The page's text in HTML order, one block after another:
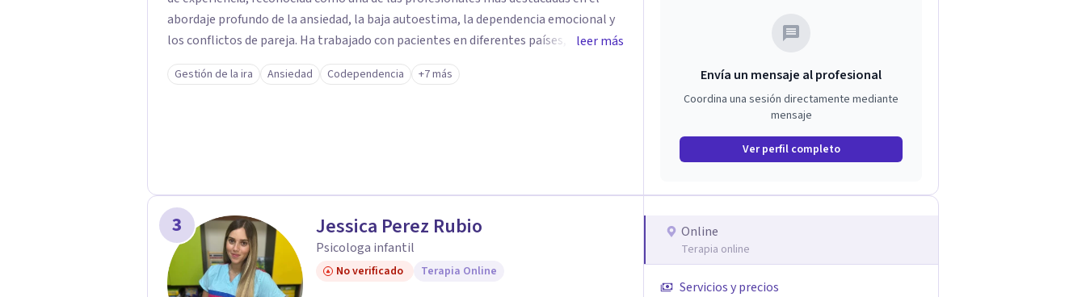
abordaje profundo de la ansiedad, la baja autoestima, la dependencia emocional y
los conflictos de pareja. Ha trabajado con pacientes en diferentes países,
acompañando procesos complejos. Su enfoque terapéutico se diferencia por una
premisa clara: no trabaja el síntoma, trabaja la raíz que lo origina. Su metodología
es una de las mejores opciones para acompañarte. Porque cuando sanas tu mundo
interno, cambias tu forma de pensar, de elegir y de vivir.
leer más
Gestión de la ira Ansiedad Codependencia +7 más Envía un mensaje al profesional
Coordina una sesión directamente mediante
mensaje
Ver perfil completo
3 Jessica Perez Rubio
Psicologa infantil
No verificado Terapia Online
Online
Terapia online
Servicios y precios